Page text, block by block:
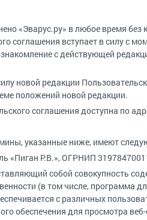
«Эварус.ру» в любое время без
соглашения вступает в силу с
с действующей
новой редакции
положений новой редакции.
соглашения доступна по
указанные ниже, имеют
«Пиган Р.В.», ОГРНИП
собой совокупность
(в том числе, программа
с различных
обеспечения для просмотра